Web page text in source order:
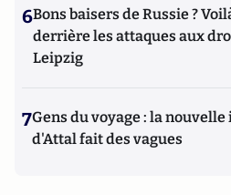
6Bons baisers de Russie ?
derrière les attaques aux
Leipzig
7Gens du voyage : la
d'Attal fait des vagues